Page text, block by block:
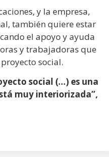
y la empresa,
también quiere estar
el apoyo y ayuda
y trabajadoras que
social.
social (…) es una
muy interiorizada”,